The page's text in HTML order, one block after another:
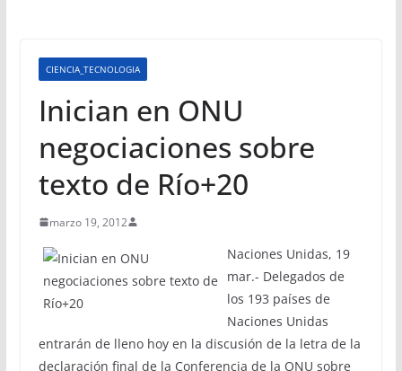
CIENCIA_TECNOLOGIA
Inician en ONU
negociaciones sobre
texto de Río+20
marzo 19, 2012
Naciones Unidas, 19
mar.- Delegados de
los 193 países de
Naciones Unidas
entrarán de lleno hoy en la discusión de la letra de la
declaración final de la Conferencia de la ONU sobre